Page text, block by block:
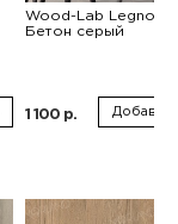
Wood-Lab Legno
Бетон серый
1 100 р. Добавить